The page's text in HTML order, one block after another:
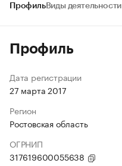
ПрофильВиды деятельности
Профиль
Дата регистрации
27 марта 2017
Регион
Ростовская область
ОГРНИП
317619600055638